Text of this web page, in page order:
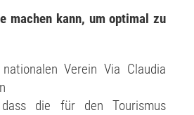
machen kann, um optimal zu
Verein Via Claudia
dass die für den Tourismus